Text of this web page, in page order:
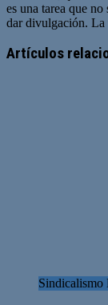
es una tarea que
dar divulgación. La
web
Artículos
Sindicalismo